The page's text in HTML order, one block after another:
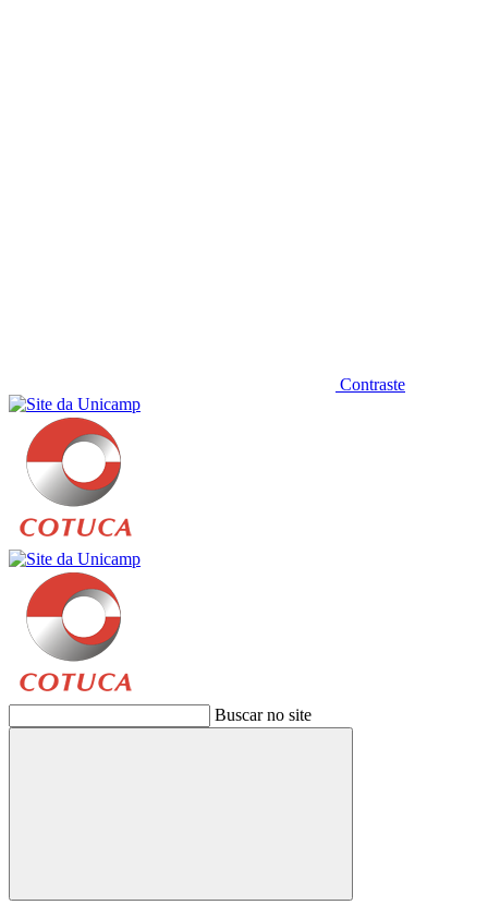
Contraste
Buscar no site
Buscar